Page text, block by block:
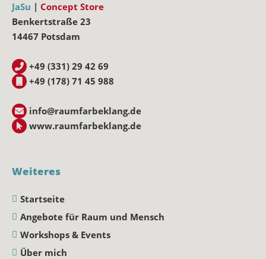
JaSu | Concept Store
Benkertstraße 23
14467 Potsdam
+49 (331) 29 42 69
+49 (178) 71 45 988
info@raumfarbeklang.de
www.raumfarbeklang.de
Weiteres
Startseite
Angebote für Raum und Mensch
Workshops & Events
Über mich